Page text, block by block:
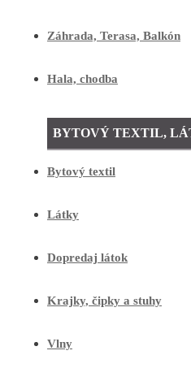
Záhrada, Terasa, Balkón
Hala, chodba
BYTOVÝ TEXTIL,
Bytový textil
Látky
Dopredaj látok
Krajky, čipky a stuhy
Vlny